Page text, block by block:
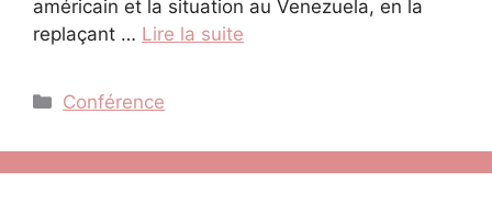
américain et la situation au Venezuela, en la
replaçant … Lire la suite
Catégories
Conférence